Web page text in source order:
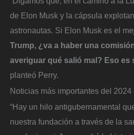
de Elon Musk y la cápsula
astronautas. Si Elon Musk es el
Trump, ¿va a haber una
averiguar qué salió mal? Eso es
planteó Perry.
Noticias más importantes del 2024
“Hay un hilo antigubernamental
nuestra fundación a través de la